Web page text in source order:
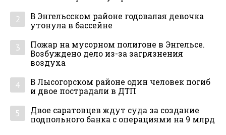
2
В Энгельсском районе годовалая девочка
утонула в бассейне
3
Пожар на мусорном полигоне в Энгельсе.
Возбуждено дело из-за загрязнения
воздуха
4
В Лысогорском районе один человек погиб
и двое пострадали в ДТП
5
Двое саратовцев ждут суда за создание
подпольного банка с операциями на 9 млрд